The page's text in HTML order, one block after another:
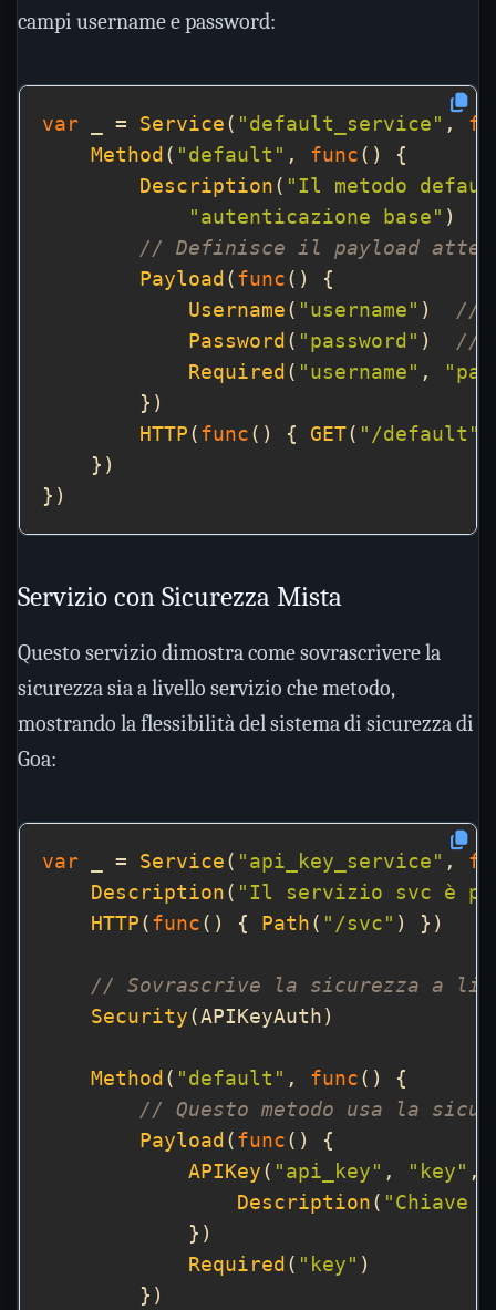
campi username e password:
var _ = Service ( "default_service" ,
Method ( "default" , func
Description ( "Il metodo
"autenticazione base"
// Definisce il payload
Payload ( func
Username ( "username" ) //
Password ( "password" ) //
Required ( "username" ,
HTTP ( func () { GET( "/default"
Servizio con Sicurezza Mista
Questo servizio dimostra come sovrascrivere la
sicurezza sia a livello servizio che metodo,
mostrando la flessibilità del sistema di sicurezza di
Goa:
var _ = Service ( "api_key_service" ,
Description ( "Il servizio svc è
HTTP ( func () { Path ( "/svc"
// Sovrascrive la sicurezza a
Security
Method ( "default" , func
// Questo metodo usa la
Payload ( func
APIKey ( "api_key" , "key" ,
Description ( "Chiave
Required ( "key"